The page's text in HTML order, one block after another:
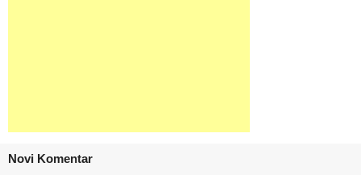
Novi Komentar